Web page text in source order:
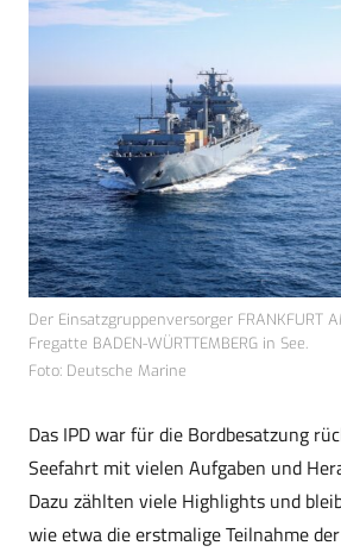
Der Einsatzgruppenversorger FRANKFURT
Fregatte BADEN-WÜRTTEMBERG in See.
Foto: Deutsche Marine
Das IPD war für die Bordbesatzung
Seefahrt mit vielen Aufgaben und
Dazu zählten viele Highlights und
wie etwa die erstmalige Teilnahme